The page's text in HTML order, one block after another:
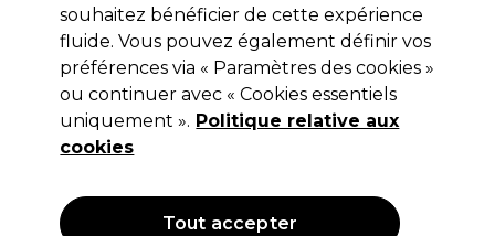
Matériel électrique épilation
Filters
souhaitez bénéficier de cette expérience
fluide. Vous pouvez également définir vos
préférences via « Paramètres des cookies »
ou continuer avec « Cookies essentiels
uniquement ». Politique relative aux
cookies
Tout accepter